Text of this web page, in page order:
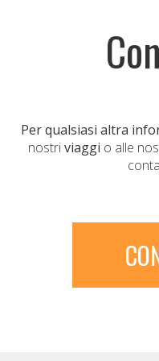
Per qualsiasi altra
nostriviaggi o alle